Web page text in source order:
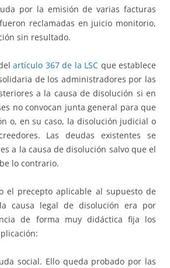
por la emisión de varias facturas
reclamadas en juicio monitorio,
sin resultado.
artículo 367 de la LSC que establece
de los administradores por las
a la causa de disolución si en
no convocan junta general para que
o, en su caso, la disolución judicial o
Las deudas existentes se
a la causa de disolución salvo que el
lo contrario.
el precepto aplicable al supuesto de
causa legal de disolución era por
de forma muy didáctica fija los
social. Ello queda probado por las